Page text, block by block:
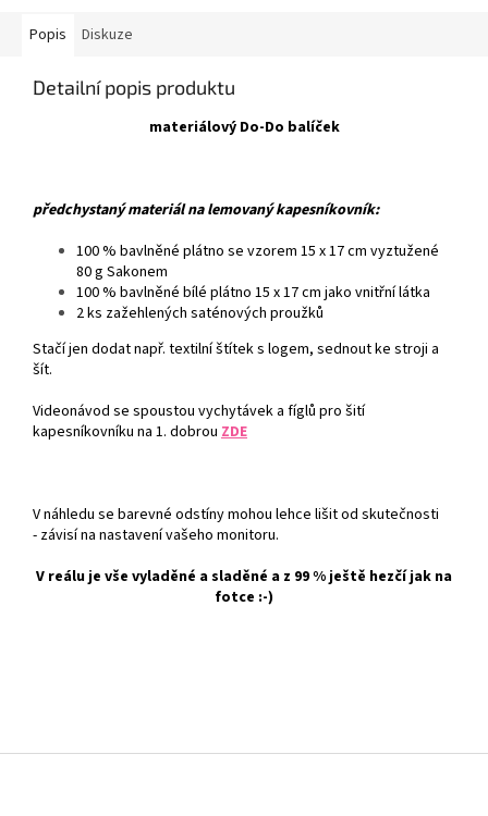
Popis Diskuze
Detailní popis produktu
materiálový Do-Do balíček
předchystaný materiál na lemovaný kapesníkovník:
100 % bavlněné plátno se vzorem 15 x 17 cm vyztužené
80 g Sakonem
100 % bavlněné bílé plátno 15 x 17 cm jako vnitřní látka
2 ks zažehlených saténových proužků
Stačí jen dodat např. textilní štítek s logem, sednout ke stroji a
šít.
Videonávod se spoustou vychytávek a fíglů pro šití
kapesníkovníku na 1. dobrou ZDE
V náhledu se barevné odstíny mohou lehce lišit od skutečnosti
- závisí na nastavení vašeho monitoru.
V reálu je vše vyladěné a sladěné a z 99 % ještě hezčí jak na
fotce :-)